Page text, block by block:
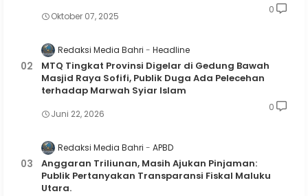
Oktober 07, 2025
0
Redaksi Media Bahri Headline
MTQ Tingkat Provinsi Digelar di Gedung Bawah
Masjid Raya Sofifi, Publik Duga Ada Pelecehan
terhadap Marwah Syiar Islam
Juni 22, 2026
0
Redaksi Media Bahri APBD
Anggaran Triliunan, Masih Ajukan Pinjaman:
Publik Pertanyakan Transparansi Fiskal Maluku
Utara.